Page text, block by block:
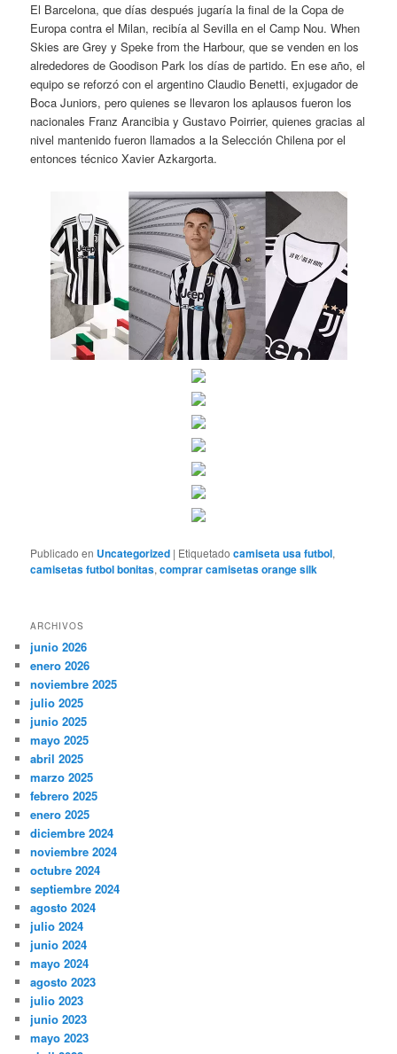
El Barcelona, que días después jugaría la final de la Copa de
Europa contra el Milan, recibía al Sevilla en el Camp Nou. When
Skies are Grey y Speke from the Harbour, que se venden en los
alrededores de Goodison Park los días de partido. En ese año, el
equipo se reforzó con el argentino Claudio Benetti, exjugador de
Boca Juniors, pero quienes se llevaron los aplausos fueron los
nacionales Franz Arancibia y Gustavo Poirrier, quienes gracias al
nivel mantenido fueron llamados a la Selección Chilena por el
entonces técnico Xavier Azkargorta.
Publicado en Uncategorized | Etiquetado camiseta usa futbol,
camisetas futbol bonitas,comprar camisetas orange silk
ARCHIVOS
junio 2026
enero 2026
noviembre 2025
julio 2025
junio 2025
mayo 2025
abril 2025
marzo 2025
febrero 2025
enero 2025
diciembre 2024
noviembre 2024
octubre 2024
septiembre 2024
agosto 2024
julio 2024
junio 2024
mayo 2024
agosto 2023
julio 2023
junio 2023
mayo 2023